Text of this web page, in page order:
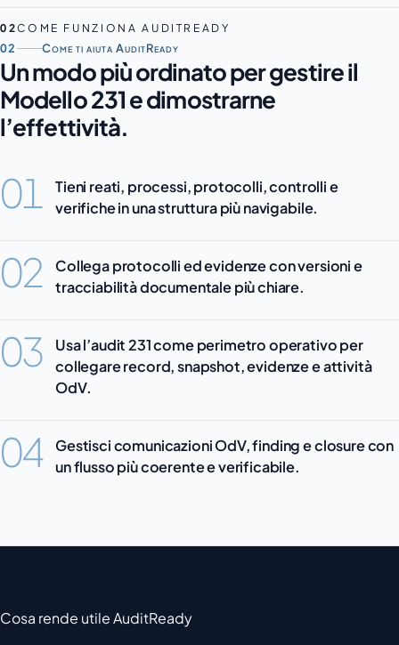
02COME FUNZIONA AUDITREADY
02 Come ti aiuta AuditReady
Un modo più ordinato per gestire il
Modello 231 e dimostrarne
l’effettività.
01
Tieni reati, processi, protocolli, controlli e
verifiche in una struttura più navigabile.
02
Collega protocolli ed evidenze con versioni e
tracciabilità documentale più chiare.
03
Usa l’audit 231 come perimetro operativo per
collegare record, snapshot, evidenze e attività
OdV.
04
Gestisci comunicazioni OdV, finding e closure con
un flusso più coerente e verificabile.
Cosa rende utile AuditReady